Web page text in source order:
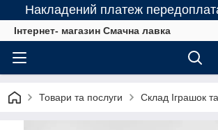
Накладений платеж
Інтернет- магазин Смачна лавка
Товари та послуги Склад Іграшок